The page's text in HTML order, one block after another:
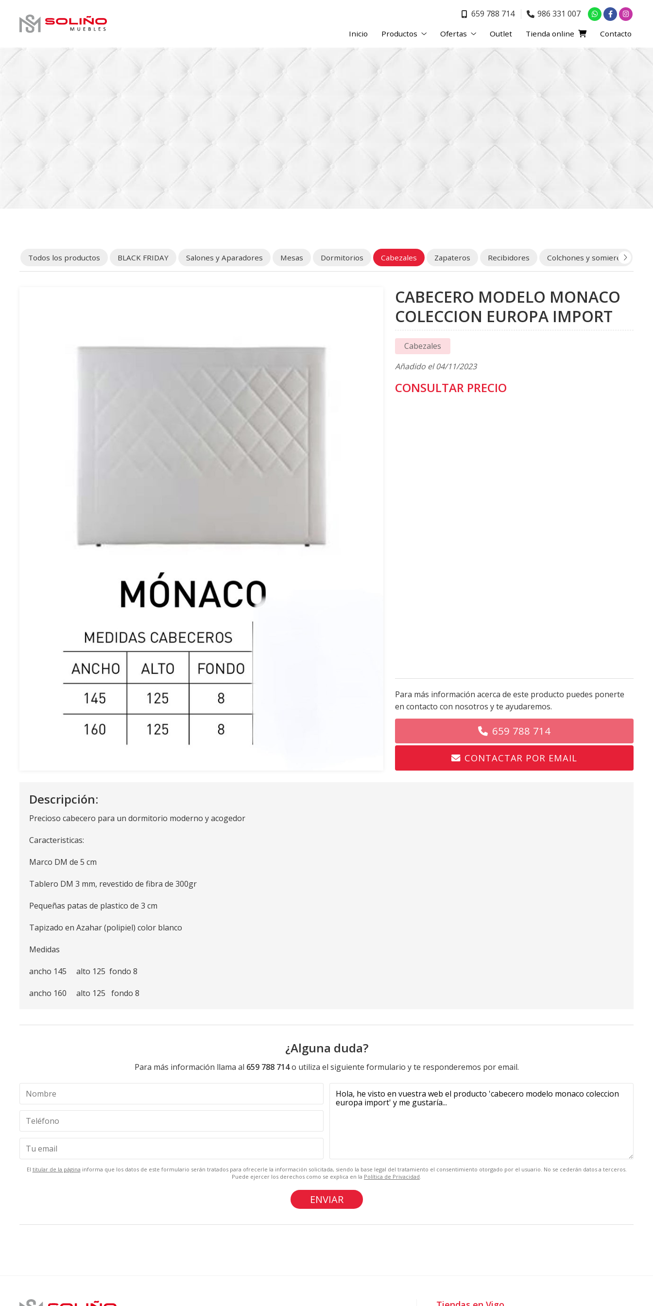
659 788 714 986 331 007
Inicio Productos Ofertas Outlet Tienda online Contacto
Todos los productos BLACK FRIDAY Salones y Aparadores Mesas Dormitorios Cabezales Zapateros Recibidores Colchones y somieres
CABECERO MODELO MONACO
COLECCION EUROPA IMPORT
Cabezales
Añadido el 04/11/2023
CONSULTAR PRECIO
Para más información acerca de este producto puedes ponerte
en contacto con nosotros y te ayudaremos.
659 788 714
CONTACTAR POR EMAIL
Descripción:
Precioso cabecero para un dormitorio moderno y acogedor
Caracteristicas:
Marco DM de 5 cm
Tablero DM 3 mm, revestido de fibra de 300gr
Pequeñas patas de plastico de 3 cm
Tapizado en Azahar (polipiel) color blanco
Medidas
ancho 145 alto 125 fondo 8
ancho 160 alto 125 fondo 8
¿Alguna duda?
Para más información llama al 659 788 714o utiliza el siguiente formulario y te responderemos por email.
El titular de la página informa que los datos de este formulario serán tratados para ofrecerle la información solicitada, siendo la base legal del tratamiento el consentimiento otorgado por el usuario. No se cederán datos a terceros.
Puede ejercer los derechos como se explica en la Política de Privacidad